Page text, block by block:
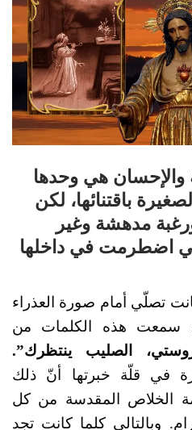
والإحسان هي وحدها
باقتنائها، لكن
مدهشة وغير
اضطرمت في داخلها
تصلّي أمام صورة العذراء
سمعت هذه الكلمات من
الصليب ينتظرك”.
في قلّة خبرتها أنّ ذلك
الخلاص المقدسة من كل
وبالتالي كلما كانت تجد